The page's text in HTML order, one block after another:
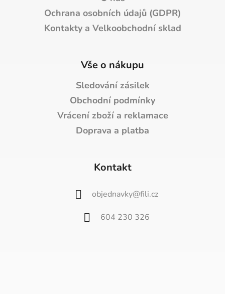
Ochrana osobních údajů (GDPR)
Kontakty a Velkoobchodní sklad
Vše o nákupu
Sledování zásilek
Obchodní podmínky
Vrácení zboží a reklamace
Doprava a platba
Kontakt
objednavky@fili.cz
604 230 326